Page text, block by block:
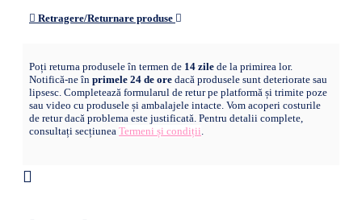
Retragere/Returnare produse
Poți returna produsele în termen de 14 zile de la primirea lor.
Notifică-ne în primele 24 de ore dacă produsele sunt deteriorate sau
lipsesc. Completează formularul de retur pe platformă și trimite poze
sau video cu produsele și ambalajele intacte. Vom acoperi costurile
de retur dacă problema este justificată. Pentru detalii complete,
consultați secțiunea Termeni și condiții.